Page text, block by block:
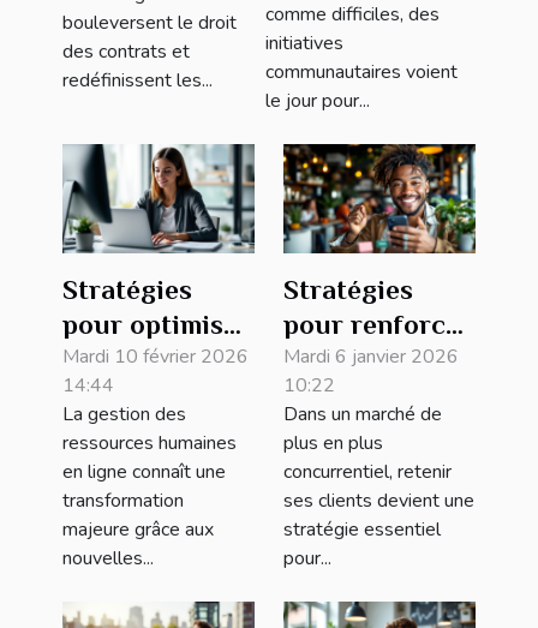
?
bouleversent le droit
des contrats et
redéfinissent les...
difficiles ?
comme difficiles, des
initiatives
communautaires voient
le jour pour...
Stratégies
pour optimiser
la gestion des
ressources
humaines en
ligne
Mardi 10 février 2026
14:44
La gestion des
ressources humaines
en ligne connaît une
transformation
majeure grâce aux
nouvelles...
Stratégies
pour renforcer
la fidélité
clientèle sans
gros budget
Mardi 6 janvier 2026
10:22
Dans un marché de
plus en plus
concurrentiel, retenir
ses clients devient une
stratégie essentiel
pour...